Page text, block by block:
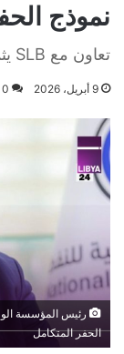
نموذج
تعاون مع SLB يثمر نتائج إيجابية في عمليات الحفر
9 أبريل، 2026 0
رئيس المؤسسة
الحفر المتكامل